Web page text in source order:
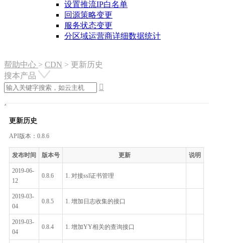
设置推流IP白名单
回源策略变更
服务状态变更
分区域运营商详细数据统计
帮助中心 > CDN > 更新历史
搜本产品

更新历史
API版本：0.8.6
发布时间 版本号 更新 说明
2019-06-
12
0.8.6 1. 对接ssl证书管理
2019-03-
04
0.8.5 1. 增加日志收集的接口
2019-03-
04
0.8.4 1. 增加YY相关的查询接口